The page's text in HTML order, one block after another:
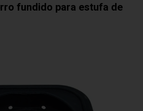
fundido para estufa de